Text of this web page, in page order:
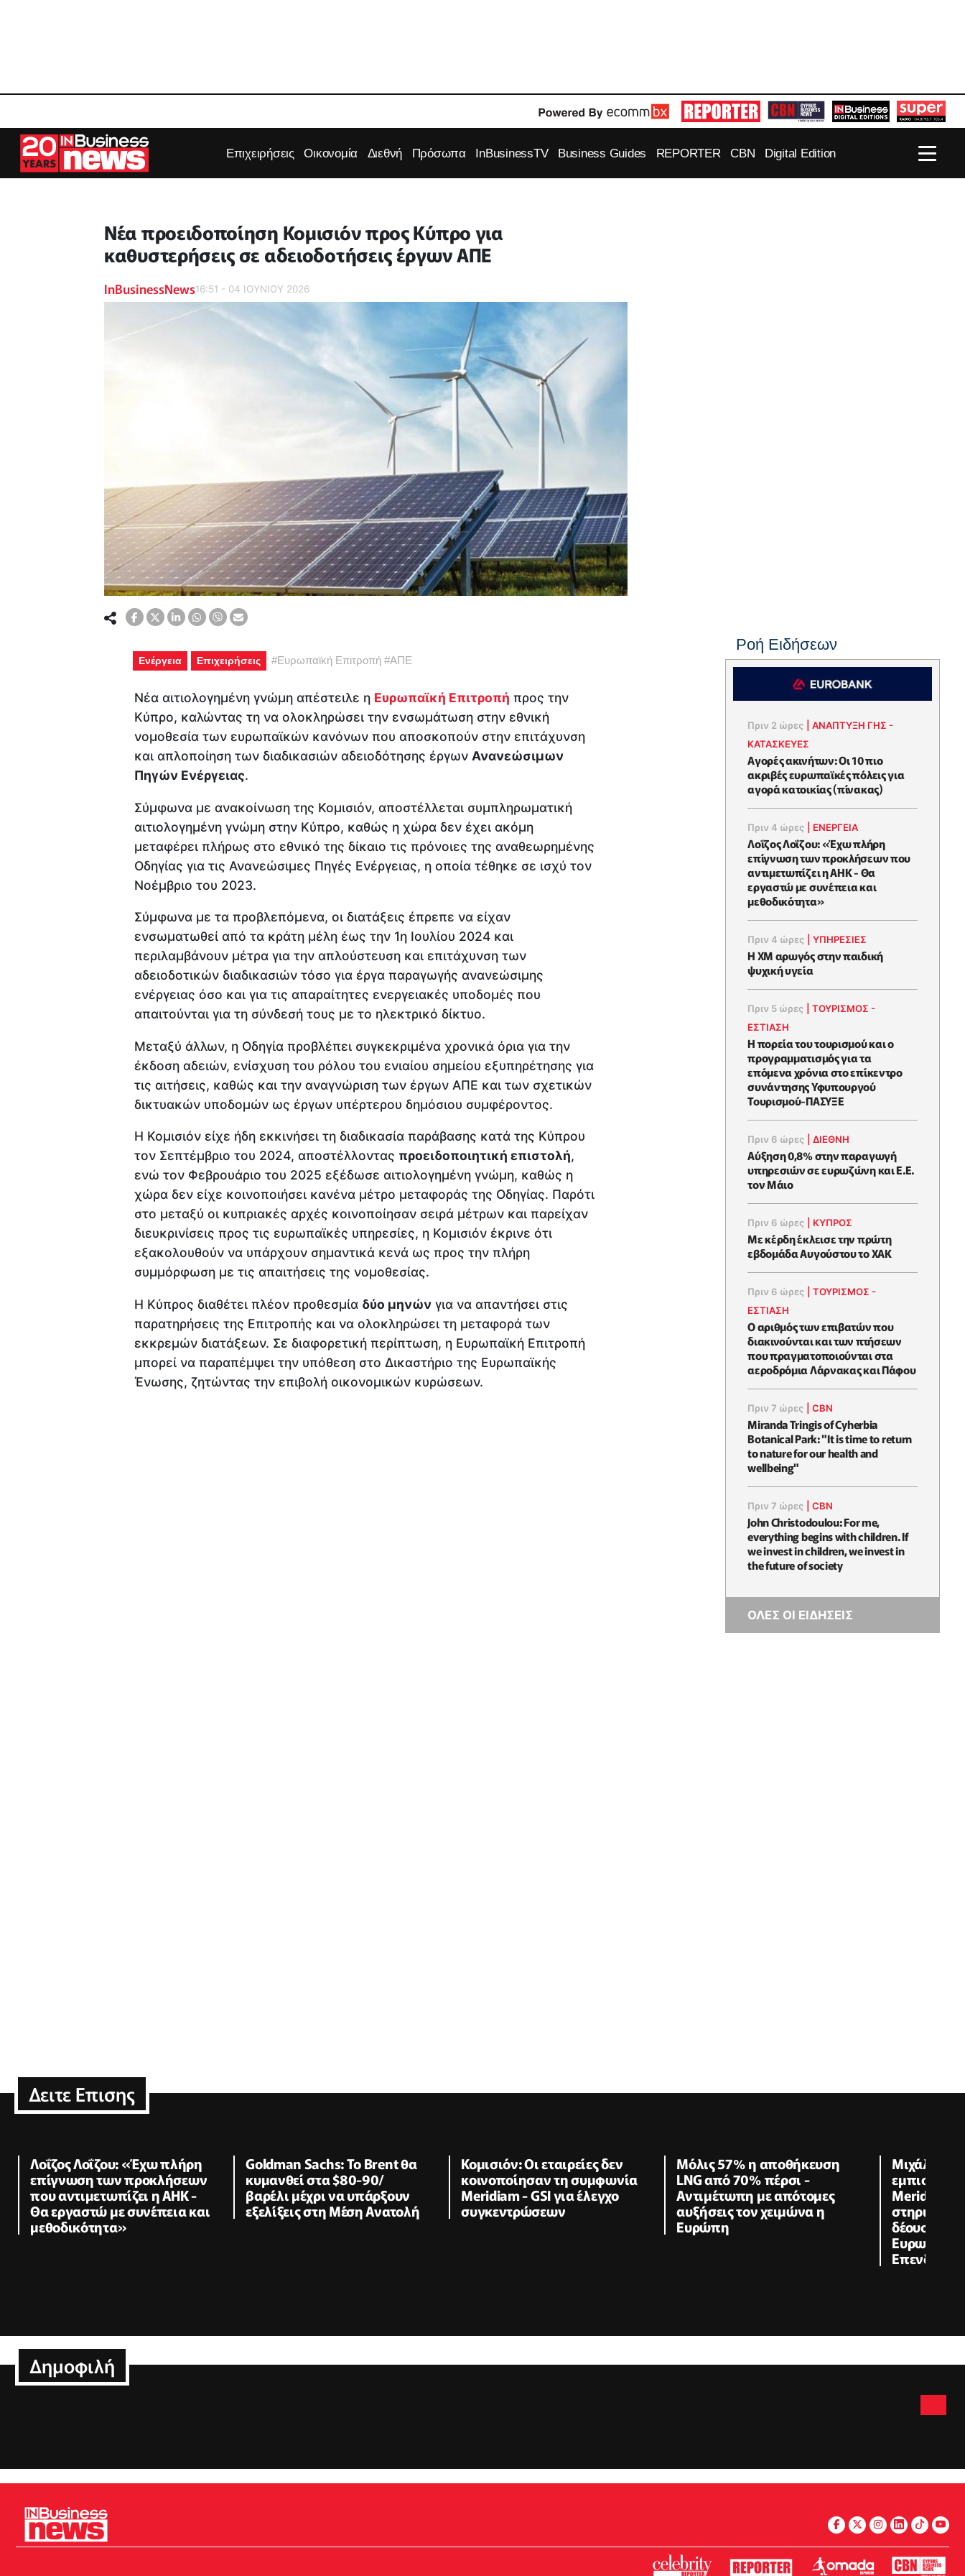
Επιχειρήσεις Οικονομία Διεθνή Πρόσωπα InBusinessTV Business Guides REPORTER CBN Digital Edition
Νέα προειδοποίηση Κομισιόν προς Κύπρο για
καθυστερήσεις σε αδειοδοτήσεις έργων ΑΠΕ
InBusinessNews16:51 - 04 ΙΟΥΝΙΟΥ 2026
Ενέργεια Επιχειρήσεις #Ευρωπαϊκή Επιτροπή #ΑΠΕ
Νέα αιτιολογημένη γνώμη απέστειλε η Ευρωπαϊκή Επιτροπή προς την
Κύπρο, καλώντας τη να ολοκληρώσει την ενσωμάτωση στην εθνική
νομοθεσία των ευρωπαϊκών κανόνων που αποσκοπούν στην επιτάχυνση
και απλοποίηση των διαδικασιών αδειοδότησης έργων Ανανεώσιμων
Πηγών Ενέργειας.
Σύμφωνα με ανακοίνωση της Κομισιόν, αποστέλλεται συμπληρωματική
αιτιολογημένη γνώμη στην Κύπρο, καθώς η χώρα δεν έχει ακόμη
μεταφέρει πλήρως στο εθνικό της δίκαιο τις πρόνοιες της αναθεωρημένης
Οδηγίας για τις Ανανεώσιμες Πηγές Ενέργειας, η οποία τέθηκε σε ισχύ τον
Νοέμβριο του 2023.
Σύμφωνα με τα προβλεπόμενα, οι διατάξεις έπρεπε να είχαν
ενσωματωθεί από τα κράτη μέλη έως την 1η Ιουλίου 2024 και
περιλαμβάνουν μέτρα για την απλούστευση και επιτάχυνση των
αδειοδοτικών διαδικασιών τόσο για έργα παραγωγής ανανεώσιμης
ενέργειας όσο και για τις απαραίτητες ενεργειακές υποδομές που
απαιτούνται για τη σύνδεσή τους με το ηλεκτρικό δίκτυο.
Μεταξύ άλλων, η Οδηγία προβλέπει συγκεκριμένα χρονικά όρια για την
έκδοση αδειών, ενίσχυση του ρόλου του ενιαίου σημείου εξυπηρέτησης για
τις αιτήσεις, καθώς και την αναγνώριση των έργων ΑΠΕ και των σχετικών
δικτυακών υποδομών ως έργων υπέρτερου δημόσιου συμφέροντος.
Η Κομισιόν είχε ήδη εκκινήσει τη διαδικασία παράβασης κατά της Κύπρου
τον Σεπτέμβριο του 2024, αποστέλλοντας προειδοποιητική επιστολή,
ενώ τον Φεβρουάριο του 2025 εξέδωσε αιτιολογημένη γνώμη, καθώς η
χώρα δεν είχε κοινοποιήσει κανένα μέτρο μεταφοράς της Οδηγίας. Παρότι
στο μεταξύ οι κυπριακές αρχές κοινοποίησαν σειρά μέτρων και παρείχαν
διευκρινίσεις προς τις ευρωπαϊκές υπηρεσίες, η Κομισιόν έκρινε ότι
εξακολουθούν να υπάρχουν σημαντικά κενά ως προς την πλήρη
συμμόρφωση με τις απαιτήσεις της νομοθεσίας.
Η Κύπρος διαθέτει πλέον προθεσμία δύο μηνών για να απαντήσει στις
παρατηρήσεις της Επιτροπής και να ολοκληρώσει τη μεταφορά των
εκκρεμών διατάξεων. Σε διαφορετική περίπτωση, η Ευρωπαϊκή Επιτροπή
μπορεί να παραπέμψει την υπόθεση στο Δικαστήριο της Ευρωπαϊκής
Ένωσης, ζητώντας την επιβολή οικονομικών κυρώσεων.
Ροή Ειδήσεων
Πριν 2 ώρες |ΑΝΑΠΤΥΞΗ ΓΗΣ -
ΚΑΤΑΣΚΕΥΕΣ
Αγορές ακινήτων: Οι 10 πιο
ακριβές ευρωπαϊκές πόλεις για
αγορά κατοικίας (πίνακας)
Πριν 4 ώρες ΕΝΈΡΓΕΙΑ
Λοΐζος Λοΐζου: «Έχω πλήρη
επίγνωση των προκλήσεων που
αντιμετωπίζει η ΑΗΚ - Θα
εργαστώ με συνέπεια και
μεθοδικότητα»
Πριν 4 ώρες |ΥΠΗΡΕΣΙΕΣ
Η XM αρωγός στην παιδική
ψυχική υγεία
Πριν 5 ώρες |ΤΟΥΡΙΣΜΟΣ -
ΕΣΤΙΑΣΗ
Η πορεία του τουρισμού και ο
προγραμματισμός για τα
επόμενα χρόνια στο επίκεντρο
συνάντησης Υφυπουργού
Τουρισμού-ΠΑΣΥΞΕ
Πριν 6 ώρες |ΔΙΕΘΝΗ
Αύξηση 0,8% στην παραγωγή
υπηρεσιών σε ευρωζώνη και Ε.Ε.
τον Μάιο
Πριν 6 ώρες ΚΥΠΡΟΣ
Με κέρδη έκλεισε την πρώτη
εβδομάδα Αυγούστου το ΧΑΚ
Πριν 6 ώρες |ΤΟΥΡΙΣΜΟΣ -
ΕΣΤΙΑΣΗ
Ο αριθμός των επιβατών που
διακινούνται και των πτήσεων
που πραγματοποιούνται στα
αεροδρόμια Λάρνακας και Πάφου
Πριν 7 ώρες |CBN
Miranda Tringis of Cyherbia
Botanical Park: "It is time to return
to nature for our health and
wellbeing"
Πριν 7 ώρες |CBN
John Christodoulou: For me,
everything begins with children. If
we invest in children, we invest in
the future of society
ΟΛΕΣ ΟΙ ΕΙΔΗΣΕΙΣ
Δειτε Επισης
Λοΐζος Λοΐζου: «Έχω πλήρη
επίγνωση των προκλήσεων
που αντιμετωπίζει η ΑΗΚ -
Θα εργαστώ με συνέπεια και
μεθοδικότητα»
Goldman Sachs: Το Brent θα
κυμανθεί στα $80-90/
βαρέλι μέχρι να υπάρξουν
εξελίξεις στη Μέση Ανατολή
Κομισιόν: Οι εταιρείες δεν
κοινοποίησαν τη συμφωνία
Meridiam - GSI για έλεγχο
συγκεντρώσεων
Μόλις 57% η αποθήκευση
LNG από 70% πέρσι -
Αντιμέτωπη με απότομες
αυξήσεις τον χειμώνα η
Ευρώπη
Μιχάλης
Meridiam
δέουσας
Δημοφιλή